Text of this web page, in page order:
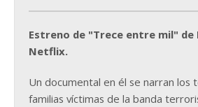
Estreno de "Trece entre mil"
Netflix.
Un documental en él se narran los
familias víctimas de la banda